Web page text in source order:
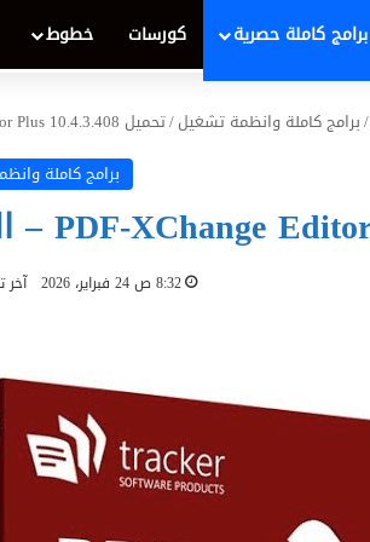
برامج كاملة حصرية كورسات خطوط
/برامج كاملة وانظمة تشغيل/تحميل PDF-XChange Editor Plus 10.4.3.408 – العملاق الأسرع لتحرير وإنشاء ملفات PDF لعام 2026
برامج كاملة
8:32 ص 24 فبراير، 2026 آخر